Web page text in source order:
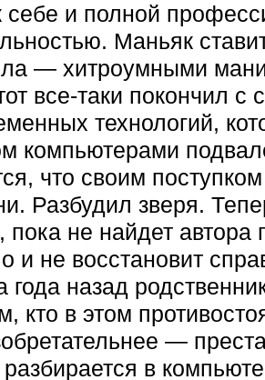
себе и полной
Маньяк
— хитроумными
все-таки покончил с
технологий,
компьютерами
что своим
Разбудил зверя.
пока не найдет автора
и не восстановит
назад
кто в этом
—
в